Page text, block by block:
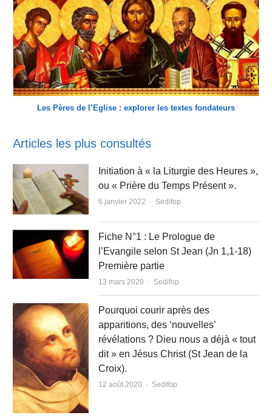
Les Pères de l’Eglise : explorer les textes fondateurs
Articles les plus consultés
Initiation à « la Liturgie des Heures »,
ou « Prière du Temps Présent ».
6 janvier 2022 Author
Sedifop
Fiche N°1 : Le Prologue de
l’Evangile selon St Jean (Jn 1,1-18)
Première partie
13 mars 2020 Author
Sedifop
Pourquoi courir après des
apparitions, des ‘nouvelles’
révélations ? Dieu nous a déjà « tout
dit » en Jésus Christ (St Jean de la
Croix).
12 août 2020 Author
Sedifop